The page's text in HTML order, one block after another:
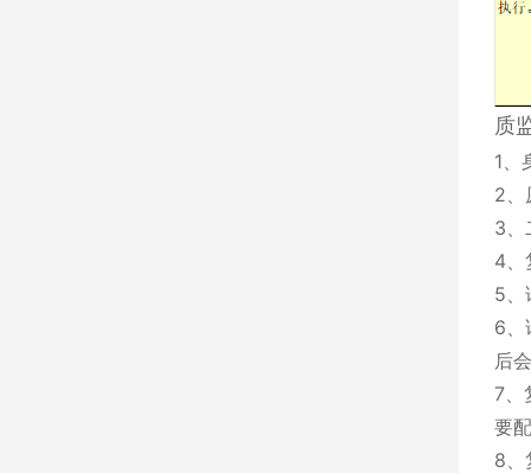
质
1、
2、
3、
4、
5、
6、
后
7、
要
8、